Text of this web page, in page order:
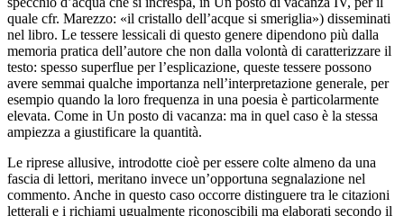
quale cfr. Marezzo: «il cristallo dell’acque si smeriglia») disseminati
nel libro. Le tessere lessicali di questo genere dipendono più dalla
memoria pratica dell’autore che non dalla volontà di caratterizzare il
testo: spesso superflue per l’esplicazione, queste tessere possono
avere semmai qualche importanza nell’interpretazione generale, per
esempio quando la loro frequenza in una poesia è particolarmente
elevata. Come in Un posto di vacanza: ma in quel caso è la stessa
ampiezza a giustificare la quantità.
Le riprese allusive, introdotte cioè per essere colte almeno da una
fascia di lettori, meritano invece un’opportuna segnalazione nel
commento. Anche in questo caso occorre distinguere tra le citazioni
letterali e i richiami ugualmente riconoscibili ma elaborati secondo il